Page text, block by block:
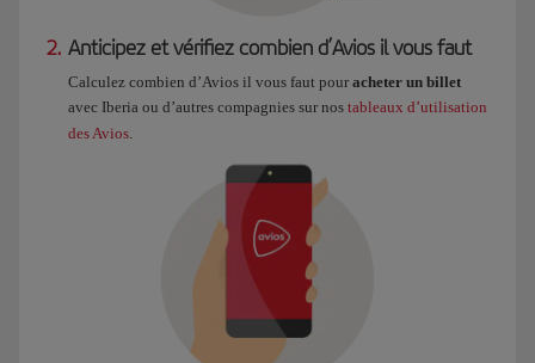
2. Anticipez et vérifiez combien d’Avios il vous faut
Calculez combien d’Avios il vous faut pour acheter un billet
avec Iberia ou d’autres compagnies sur nos tableaux d’utilisation
des Avios.